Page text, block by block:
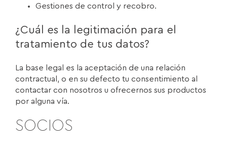
Gestiones de control y recobro.
¿Cuál es la legitimación para el
tratamiento de tus datos?
La base legal es la aceptación de una relación
contractual, o en su defecto tu consentimiento al
contactar con nosotros u ofrecernos sus productos
por alguna vía.
SOCIOS